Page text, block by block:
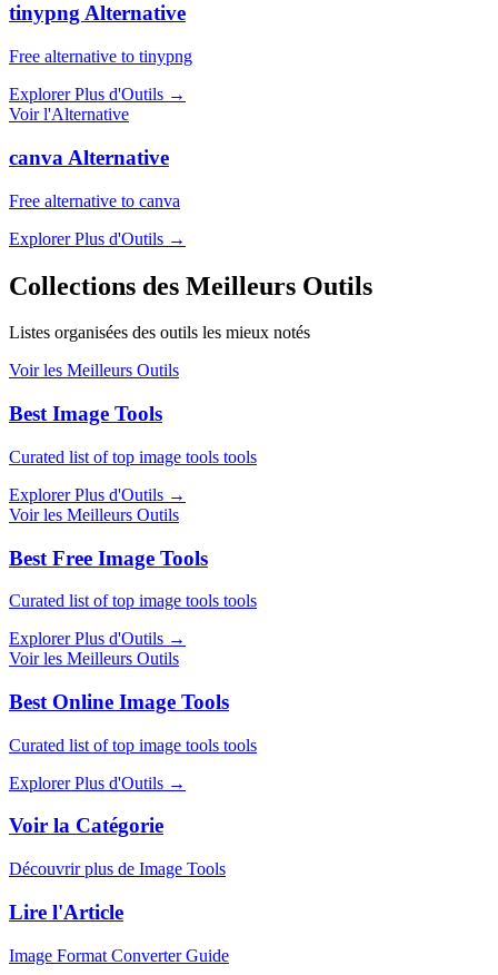
tinypng Alternative
Free alternative to tinypng
Explorer Plus d'Outils →
Voir l'Alternative
canva Alternative
Free alternative to canva
Explorer Plus d'Outils →
Collections des Meilleurs Outils
Listes organisées des outils les mieux notés
Voir les Meilleurs Outils
Best Image Tools
Curated list of top image tools tools
Explorer Plus d'Outils →
Voir les Meilleurs Outils
Best Free Image Tools
Curated list of top image tools tools
Explorer Plus d'Outils →
Voir les Meilleurs Outils
Best Online Image Tools
Curated list of top image tools tools
Explorer Plus d'Outils →
Voir la Catégorie
Découvrir plus de Image Tools
Lire l'Article
Image Format Converter Guide